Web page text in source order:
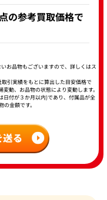
の参考買取価格で
お品物もございますので、詳しくはス
引実績をもとに算出した目安価格で
動、お品物の状態により変動します。
日付が３か月以内)であり、付属品が全
金額です。